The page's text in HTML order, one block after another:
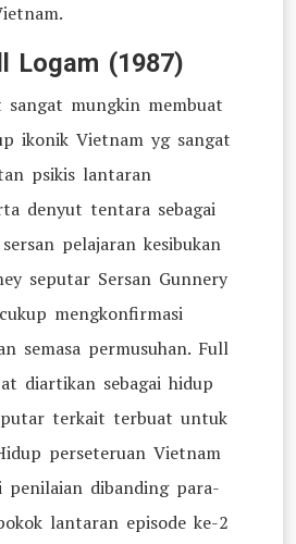
Logam (1987)
sangat mungkin membuat
ikonik Vietnam yg sangat
psikis lantaran
denyut tentara sebagai
pelajaran kesibukan
seputar Sersan Gunnery
mengkonfirmasi
semasa permusuhan. Full
diartikan sebagai hidup
terkait terbuat untuk
perseteruan Vietnam
penilaian dibanding para-
lantaran episode ke-2